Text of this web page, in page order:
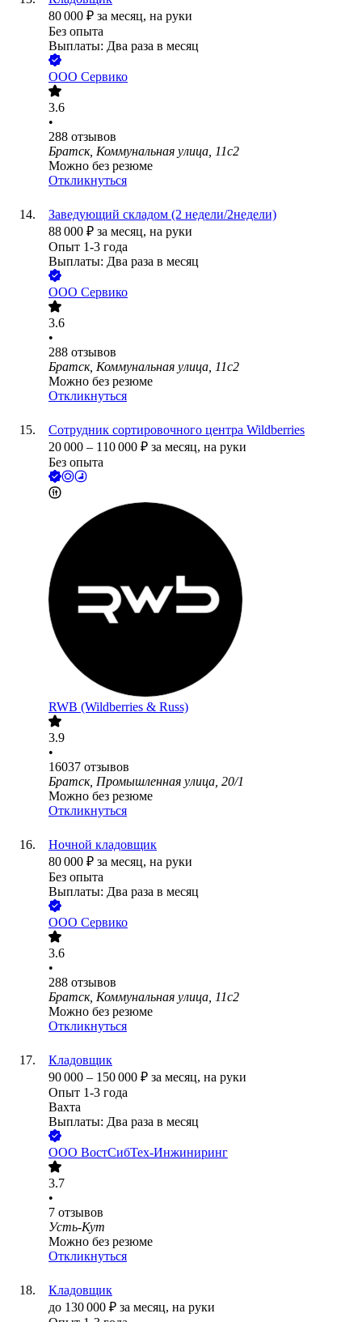
80 000 ₽ за месяц, на руки
Без опыта
Выплаты: Два раза в месяц
ООО Сервико
3.6
•
288 отзывов
Братск, Коммунальная улица, 11с2
Можно без резюме
Откликнуться
Заведующий складом (2 недели/2недели)
88 000 ₽ за месяц, на руки
Опыт 1-3 года
Выплаты: Два раза в месяц
ООО Сервико
3.6
•
288 отзывов
Братск, Коммунальная улица, 11с2
Можно без резюме
Откликнуться
Сотрудник сортировочного центра Wildberries
20 000 – 110 000 ₽ за месяц, на руки
Без опыта
RWB (Wildberries & Russ)
3.9
•
16037 отзывов
Братск, Промышленная улица, 20/1
Можно без резюме
Откликнуться
Ночной кладовщик
80 000 ₽ за месяц, на руки
Без опыта
Выплаты: Два раза в месяц
ООО Сервико
3.6
•
288 отзывов
Братск, Коммунальная улица, 11с2
Можно без резюме
Откликнуться
Кладовщик
90 000 – 150 000 ₽ за месяц, на руки
Опыт 1-3 года
Вахта
Выплаты: Два раза в месяц
ООО ВостСибТех-Инжиниринг
3.7
•
7 отзывов
Усть-Кут
Можно без резюме
Откликнуться
Кладовщик
до 130 000 ₽ за месяц, на руки